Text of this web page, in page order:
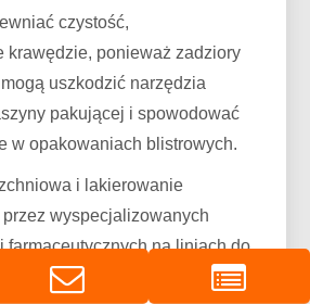
czystość,
krawędzie, ponieważ zadziory
uszkodzić narzędzia
pakującej i spowodować
w opakowaniach blistrowych.
i lakierowanie
wyspecjalizowanych
farmaceutycznych na liniach do